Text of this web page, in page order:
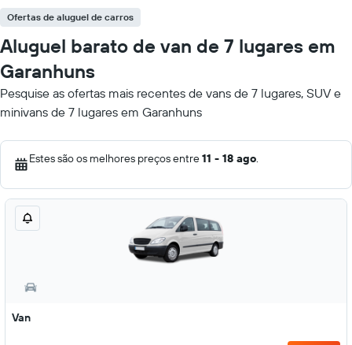
Ofertas de aluguel de carros
Aluguel barato de van de 7 lugares em
Garanhuns
Pesquise as ofertas mais recentes de vans de 7 lugares, SUV e
minivans de 7 lugares em Garanhuns
Estes são os melhores preços entre11 - 18 ago.
Van